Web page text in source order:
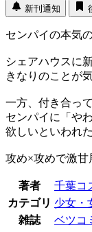
新刊通知
センパイの本気
シェアハウスに
きなりのことが
一方、付き合っ
センパイに「や
欲しいといわれ
攻め×攻めで激甘
著者
千葉コ
カテゴリ 少女・
雑誌
ベツコ